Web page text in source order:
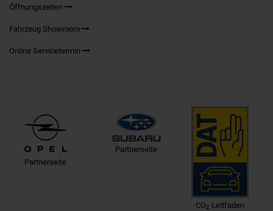
Öffnungszeiten
Fahrzeug Showroom
Online Servicetermin
Partnerseite
Partnerseite
CO2 Leitfaden